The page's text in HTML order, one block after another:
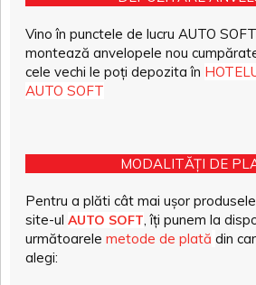
Vino în punctele de lucru AUTO
montează anvelopele nou
cele vechi le poți depozita în
AUTO SOFT
MODALITĂȚI DE
Pentru a plăti cât mai ușor
site-ul AUTO SOFT, îți punem la
următoarele metode de plată din
alegi: